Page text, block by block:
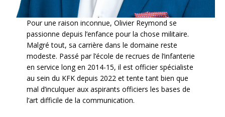
Pour une raison inconnue, Olivier Reymond se
passionne depuis l’enfance pour la chose militaire.
Malgré tout, sa carrière dans le domaine reste
modeste. Passé par l’école de recrues de l’infanterie
en service long en 2014-15, il est officier spécialiste
au sein du KFK depuis 2022 et tente tant bien que
mal d’inculquer aux aspirants officiers les bases de
l’art difficile de la communication.